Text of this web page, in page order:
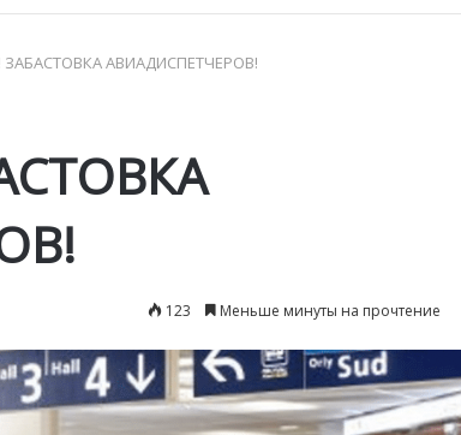
АВИАДИСПЕТЧЕРОВ!
123 Меньше минуты на прочтение